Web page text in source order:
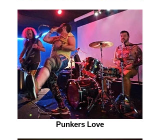
Punkers Love